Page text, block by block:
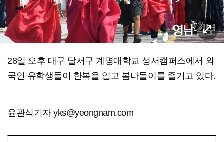
28일 오후 대구 달서구 계명대학교 성서캠퍼스에서 외
국인 유학생들이 한복을 입고 봄나들이를 즐기고 있다.
윤관식기자 yks@yeongnam.com